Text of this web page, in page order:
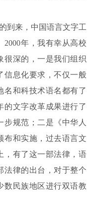
到来，中国语言文字工
年，我有幸从高校
很深的，一是我们组织
信息化要求，不仅一般
名和科技术语名都有了
的文字改革成果进行了
步规范；二是《中华人
布和实施，过去语言文
，有了这一部法律，语
法律的出台，对于整个
数民族地区进行双语教